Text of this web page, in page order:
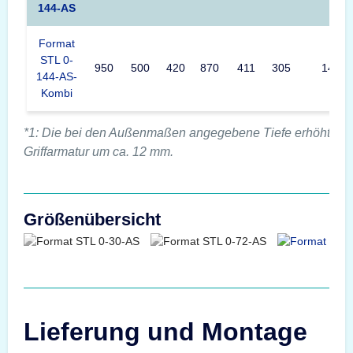
144-AS
Format
STL 0-
144-AS-
Kombi
950 500 420 870 411 305 144
*1: Die bei den Außenmaßen angegebene Tiefe erhöht
Griffarmatur um ca. 12 mm.
Größenübersicht
Lieferung und Montage